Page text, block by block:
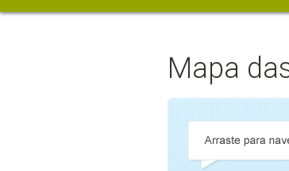
Mapa